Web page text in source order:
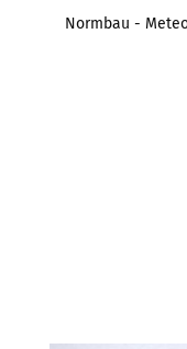
Normbau -